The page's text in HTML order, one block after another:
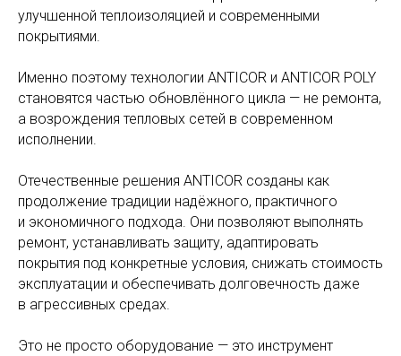
улучшенной теплоизоляцией и современными
покрытиями.
Именно поэтому технологии ANTICOR и ANTICOR POLY
становятся частью обновлённого цикла — не ремонта,
а возрождения тепловых сетей в современном
исполнении.
Отечественные решения ANTICOR созданы как
продолжение традиции надёжного, практичного
и экономичного подхода. Они позволяют выполнять
ремонт, устанавливать защиту, адаптировать
покрытия под конкретные условия, снижать стоимость
эксплуатации и обеспечивать долговечность даже
в агрессивных средах.
Это не просто оборудование — это инструмент